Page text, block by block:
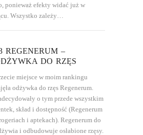
ponieważ efekty widać już w
Wszystko zależy…
REGENERUM –
DO RZĘS
miejsce w moim rankingu
odżywka do rzęs Regenerum.
o tym przede wszystkim
skład i dostępność (Regenerum
i aptekach). Regenerum do
i odbudowuje osłabione rzęsy.